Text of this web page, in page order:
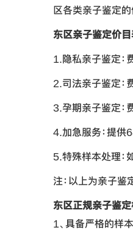
区各类亲子鉴定
东区亲子鉴定价目
1.隐私亲子鉴定：
2.司法亲子鉴定：
3.孕期亲子鉴定：
4.加急服务：提供
5.特殊样本处理：
注：以上为亲子
东区正规亲子鉴
1、具备严格的样